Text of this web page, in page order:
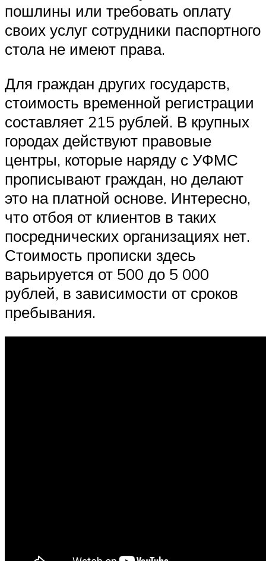
пошлины или требовать оплату
своих услуг сотрудники паспортного
стола не имеют права.
Для граждан других государств,
стоимость временной регистрации
составляет 215 рублей. В крупных
городах действуют правовые
центры, которые наряду с УФМС
прописывают граждан, но делают
это на платной основе. Интересно,
что отбоя от клиентов в таких
посреднических организациях нет.
Стоимость прописки здесь
варьируется от 500 до 5 000
рублей, в зависимости от сроков
пребывания.